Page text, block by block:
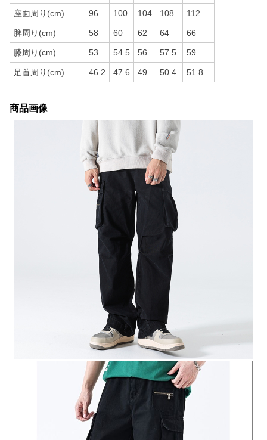
座面周り(cm) 96 100 104 108 112
脾周り(cm) 58 60 62 64 66
膝周り(cm) 53 54.5 56 57.5 59
足首周り(cm) 46.2 47.6 49 50.4 51.8
商品画像